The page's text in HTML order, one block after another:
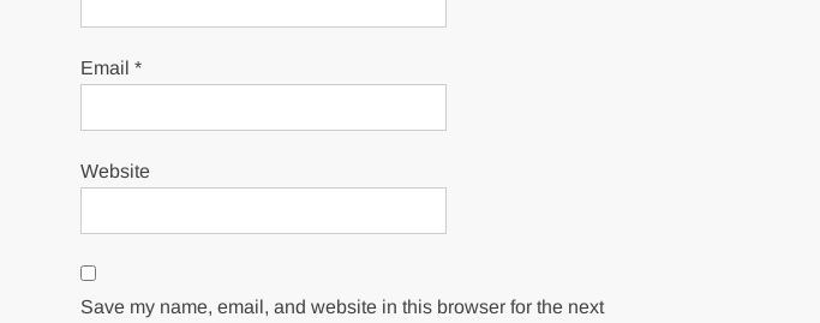
Email*
Website
Save my name, email, and website in this browser for the next